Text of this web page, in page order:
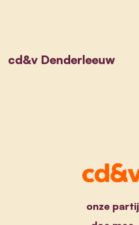
cd&v Denderleeuw
onze partij